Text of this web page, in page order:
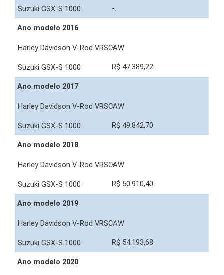
-
Ano modelo 2016
-
R$ 47.389,22
Ano modelo 2017
-
R$ 49.842,70
Ano modelo 2018
-
R$ 50.910,40
Ano modelo 2019
-
R$ 54.193,68
Ano modelo 2020